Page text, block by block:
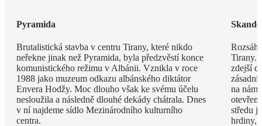
Pyramida
Brutalistická stavba v centru Tirany, které nikdo
neřekne jinak než Pyramida, byla předzvěstí konce
komunistického režimu v Albánii. Vznikla v roce
1988 jako muzeum odkazu albánského diktátor
Envera Hodžy. Moc dlouho však ke svému účelu
nesloužila a následně dlouhé dekády chátrala. Dnes
v ní najdeme sídlo Mezinárodního kulturního
centra.
Tirany.
zdejší
na
středu
hrdiny,